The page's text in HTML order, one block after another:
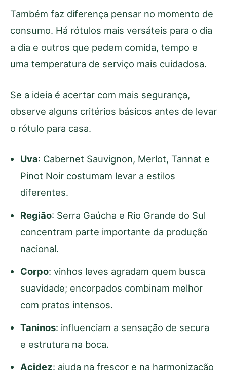
Também faz diferença pensar no momento de
consumo. Há rótulos mais versáteis para o dia
a dia e outros que pedem comida, tempo e
uma temperatura de serviço mais cuidadosa.
Se a ideia é acertar com mais segurança,
observe alguns critérios básicos antes de levar
o rótulo para casa.
Uva: Cabernet Sauvignon, Merlot, Tannat e
Pinot Noir costumam levar a estilos
diferentes.
Região: Serra Gaúcha e Rio Grande do Sul
concentram parte importante da produção
nacional.
Corpo: vinhos leves agradam quem busca
suavidade; encorpados combinam melhor
com pratos intensos.
Taninos: influenciam a sensação de secura
e estrutura na boca.
Acidez: ajuda na frescor e na harmonização